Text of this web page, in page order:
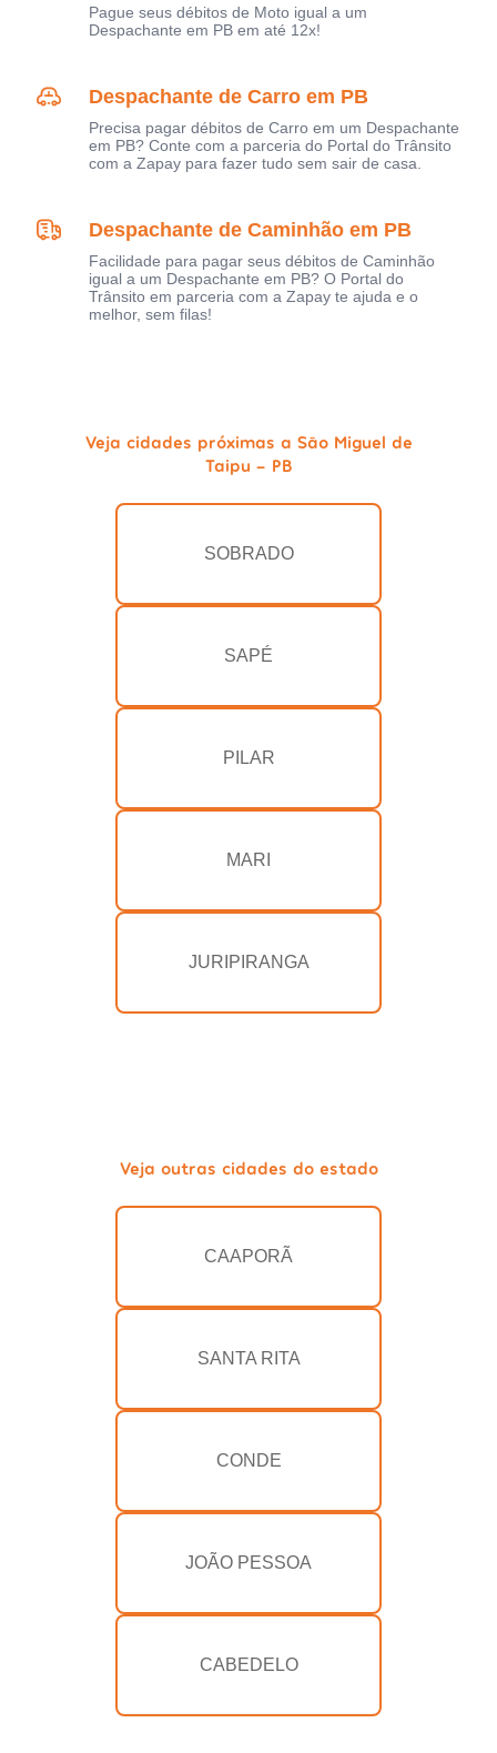
Pague seus débitos de Moto igual a um
Despachante em PB em até 12x!
Despachante de Carro em PB
Precisa pagar débitos de Carro em um Despachante
em PB? Conte com a parceria do Portal do Trânsito
com a Zapay para fazer tudo sem sair de casa.
Despachante de Caminhão em PB
Facilidade para pagar seus débitos de Caminhão
igual a um Despachante em PB? O Portal do
Trânsito em parceria com a Zapay te ajuda e o
melhor, sem filas!
Veja cidades próximas a São Miguel de
Taipu - PB
SOBRADO
SAPÉ
PILAR
MARI
JURIPIRANGA
Veja outras cidades do estado
CAAPORÃ
SANTA RITA
CONDE
JOÃO PESSOA
CABEDELO